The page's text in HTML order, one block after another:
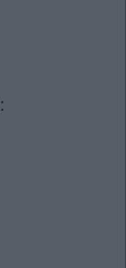
: